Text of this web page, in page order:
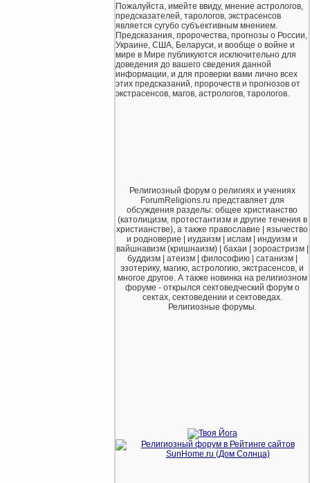
Пожалуйста, имейте ввиду, мнение астрологов,
предсказателей, тарологов, экстрасенсов
является сугубо субъективным мнением.
Предсказания, пророчества, прогнозы о России,
Украине, США, Беларуси, и вообще о войне и
мире в Мире публикуются исключительно для
доведения до вашего сведения данной
информации, и для проверки вами лично всех
этих предсказаний, пророчеств и прогнозов от
экстрасенсов, магов, астрологов, тарологов.
Религиозный форум о религиях и учениях
ForumReligions.ru представляет для
обсуждения разделы: общее христианство
(католицизм, протестантизм и другие течения в
христианстве), а также православие | язычество
и родноверие | иудаизм | ислам | индуизм и
вайшнавизм (кришнаизм) | бахаи | зороастризм |
буддизм | атеизм | философию | сатанизм |
эзотерику, магию, астрологию, экстрасенсов, и
многое другое. А также новинка на религиозном
форуме - открылся сектоведческий форум о
сектах, сектоведении и сектоведах.
Религиозные форумы.